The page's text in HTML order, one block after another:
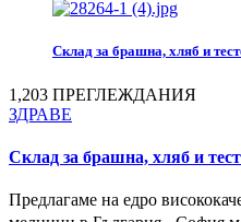
Склад за брашна, хляб и
1,203 ПРЕГЛЕЖДАНИЯ
ЗДРАВЕ
Склад за брашна, хляб и
Предлагаме на едро